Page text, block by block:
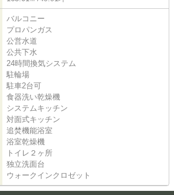
バルコニー
プロパンガス
公営水道
公共下水
24時間換気システム
駐輪場
駐車2台可
食器洗い乾燥機
システムキッチン
対面式キッチン
追焚機能浴室
浴室乾燥機
トイレ２ヶ所
独立洗面台
ウォークインクロゼット